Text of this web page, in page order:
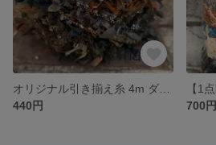
440円
700円